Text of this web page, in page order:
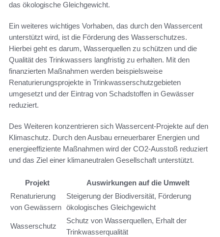
das ökologische Gleichgewicht.
Ein weiteres wichtiges Vorhaben, das durch den Wassercent
unterstützt wird, ist die Förderung des Wasserschutzes.
Hierbei geht es darum, Wasserquellen zu schützen und die
Qualität des Trinkwassers langfristig zu erhalten. Mit den
finanzierten Maßnahmen werden beispielsweise
Renaturierungsprojekte in Trinkwasserschutzgebieten
umgesetzt und der Eintrag von Schadstoffen in Gewässer
reduziert.
Des Weiteren konzentrieren sich Wassercent-Projekte auf den
Klimaschutz. Durch den Ausbau erneuerbarer Energien und
energieeffiziente Maßnahmen wird der CO2-Ausstoß reduziert
und das Ziel einer klimaneutralen Gesellschaft unterstützt.
Projekt
Auswirkungen auf die Umwelt
Renaturierung
von Gewässern
Steigerung der Biodiversität, Förderung
ökologisches Gleichgewicht
Wasserschutz
Schutz von Wasserquellen, Erhalt der
Trinkwasserqualität